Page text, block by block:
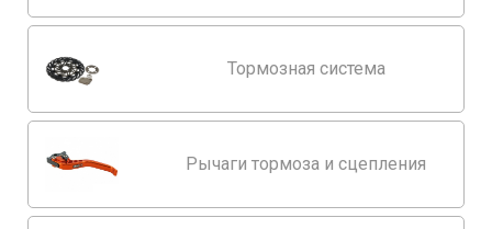
Тормозная система
Рычаги тормоза и сцепления